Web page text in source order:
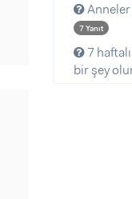
7 Yanıt
7
bir şey